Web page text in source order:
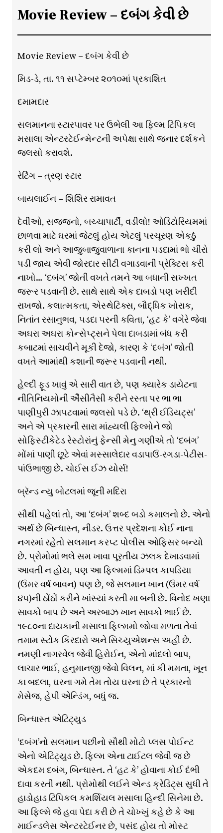
Movie Review – દબંગ કેવી છે
Movie Review – દબંગ કેવી છે
મિડ-ડે, તા. ૧૧ સપ્ટેમ્બર ૨૦૧૦માં પ્રકાશિત
દમામદાર
સલમાનના સ્ટારપાવર પર ઉભેલી આ ફિલ્મ ટિપિકલ
મસાલા એન્ટરટેઈન્મેન્ટની અપેક્ષા સાથે જનાર દર્શકને
જલસો કરાવશે.
રેટિંગ – ત્રણ સ્ટાર
બાયલાઈન – શિશિર રામાવત
દેવીઓ, સજ્જનો, બચ્ચાપાર્ટી, વડીલો! ઓડિટોરિયમમાં
છાળવા માટે ઘરમાં જેટલું હોય એટલું પરચૂરણ એકઠું
કરી લો અને આજુબાજુવાળાના કાનના પડદામાં ભો ચીરો
પડી જાય એવી જોરદાર સીટી વગાડવાની પ્રેક્ટિસ કરી
નાખો… ‘દબંગ’ જોતી વખતે તમને આ બધાની સખ્ખત
જરૂર પડવાની છે. સાથે સાથે એક દાબડો પણ ખરીદી
રાખજો. કલાત્મકતા, એસ્થેટિક્સ, બૌદ્ધિક ખોરાક,
નિતાંત રસાનુભવ, પડદા પરની કવિતા, ‘હટ કે’ વગેરે જેવા
અઘરા અઘરા કોન્સેપ્ટ્સને પેલા દાબડામાં બંધ કરી
કબાટમાં સાચવીને મૂકી દેજો, કારણ કે ‘દબંગ’ જોતી
વખતે આમાંથી કશાની જરૂર પડવાની નથી.
હેલ્દી ફૂડ ખાવું એ સારી વાત છે, પણ ક્યારેક ડાયેટના
નીતિનિયમોની એૈસીતૈસી કરીને રસ્તા પર ભા ભા
પાણીપુરી ઝાપટવામાં જલસો પડે છે. ‘થ્રી ઈડિયટ્સ’
અને એ પ્રકારની સારા માંહ્યલી ફિલ્મોને જો
સોફિસ્ટીકેટેડ રેસ્ટોરાંનું ફેન્સી મેનુ ગણીએ તો ‘દબંગ’
મોંમાં પાણી છૂટે એવાં મસ્સાલેદાર વડાપાઉં-રગડા-પેટીસ-
પાંઉભાજી છે. ચોઈસ ઈઝ યોર્સ!
બ્રૅન્ડ ન્યુ બોટલમાં જૂની મદિરા
સૌથી પહેલાં તો, આ ‘દબંગ’ શબ્દ બડો કમાલનો છે. એનો
અર્થ છે બિન્ધાસ્ત, નીડર. ઉત્તર પ્રદેશના કોઈ નાના
નગરમાં રહેતો સલમાન કરપ્ટ પોલીસ ઓફિસર બન્યો
છે. પ્રોમોમાં ભલે સમ ખાવા પૂરતીય ઝલક દેખાડવામાં
આવતી ન હોય, પણ આ ફિલ્મમાં ડિમ્પલ કાપડિયા
(ઉંમર વર્ષ બાવન) પણ છે, જે સલમાન ખાન (ઉંમર વર્ષ
૪૫)ની ઠોંઠોં કરીને ખાંસ્યાં કરતી મા બની છે. વિનોદ ખણા
સાવકો બાપ છે અને અરબાઝ ખાન સાવકો ભાઈ છે.
૧૯૮૦ના દાયકાની મસાલા ફિલ્મમો જોવા મળતા તેવાં
તમામ સ્ટોક કિરદારો અને સિચ્યુએશન્સ અહીં છે.
નમણી નાગરવેલ જેવી હિરોઈન, એનો માંદલો બાપ,
લાચાર ભાઈ, હનુમાનજી જેવો વિલન, માં કી મમતા, ખૂન
કા બદલા, ઘરના ગમે તેમ તોય ઘરના છે તે પ્રકારનો
મેસેજ, હેપી એન્ડિંગ, બધું જ.
બિન્ધાસ્ત એટિટ્યુડ
‘દબંગ’નો સલમાન પછીનો સૌથી મોટો પ્લસ પોઈન્ટ
એનો એટિટ્યુડ છે. ફિલ્મ એના ટાઈટલ જેવી જ છે
એકદમ દબંગ, બિન્ધાસ્ત. તે ‘હટ કે’ હોવાના કોઈ દંભી
દાવા કરતી નથી. પ્રોમોથી લઈને એન્ડ ક્રેડિટ્સ સુધી તે
હાડોહાડ ટિપિકલ કમર્શિયલ મસાલા હિન્દી સિનેમા છે.
આ ફિલ્મે જે હવા પેદા કરી છે તે ચોખ્ખું કહે છે કે આ
માઈન્ડલેસ એન્ટરટેઈનર છે, પસંદ હોય તો મોસ્ટ